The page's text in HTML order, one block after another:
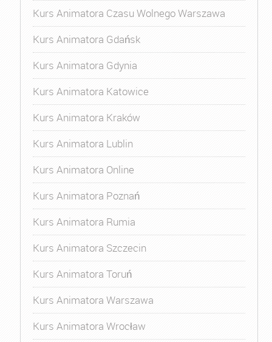
Kurs Animatora Czasu Wolnego Warszawa
Kurs Animatora Gdańsk
Kurs Animatora Gdynia
Kurs Animatora Katowice
Kurs Animatora Kraków
Kurs Animatora Lublin
Kurs Animatora Online
Kurs Animatora Poznań
Kurs Animatora Rumia
Kurs Animatora Szczecin
Kurs Animatora Toruń
Kurs Animatora Warszawa
Kurs Animatora Wrocław